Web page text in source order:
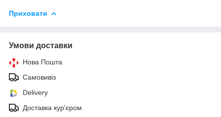
Приховати
Умови доставки
Нова Пошта
Самовивіз
Delivery
Доставка кур'єром